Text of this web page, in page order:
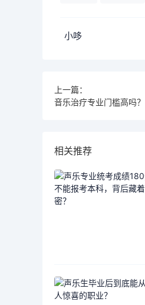
小哆
上一篇：
音乐治疗专业门槛高吗
相关推荐